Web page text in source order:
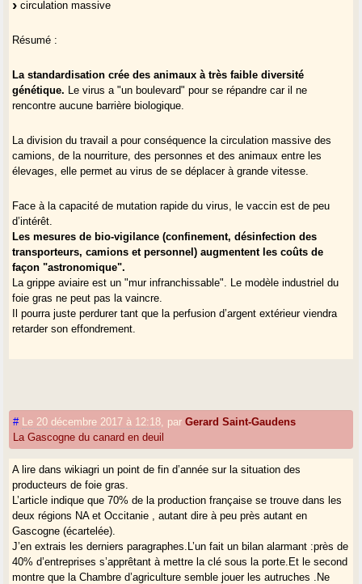
circulation massive
Résumé :
La standardisation crée des animaux à très faible diversité
génétique. Le virus a "un boulevard" pour se répandre car il ne
rencontre aucune barrière biologique.
La division du travail a pour conséquence la circulation massive des
camions, de la nourriture, des personnes et des animaux entre les
élevages, elle permet au virus de se déplacer à grande vitesse.
Face à la capacité de mutation rapide du virus, le vaccin est de peu
d’intérêt.
Les mesures de bio-vigilance (confinement, désinfection des
transporteurs, camions et personnel) augmentent les coûts de
façon "astronomique".
La grippe aviaire est un "mur infranchissable". Le modèle industriel du
foie gras ne peut pas la vaincre.
Il pourra juste perdurer tant que la perfusion d’argent extérieur viendra
retarder son effondrement.
# Le 20 décembre 2017 à 12:18 parGerard Saint-Gaudens
La Gascogne du canard en deuil
A lire dans wikiagri un point de fin d’année sur la situation des
producteurs de foie gras.
L’article indique que 70% de la production française se trouve dans les
deux régions NA et Occitanie , autant dire à peu près autant en
Gascogne (écartelée).
J’en extrais les derniers paragraphes.L’un fait un bilan alarmant :près de
40% d’entreprises s’apprêtant à mettre la clé sous la porte.Et le second
montre que la Chambre d’agriculture semble jouer les autruches .Ne